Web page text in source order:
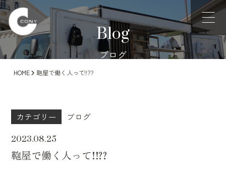
Blog
ブログ
HOME 鞄屋で働く人って!!??
カテゴリー ブログ
2023.08.25
鞄屋で働く人って!!??